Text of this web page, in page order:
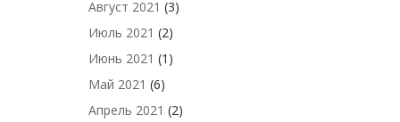
Август 2021 (3)
Июль 2021 (2)
Июнь 2021 (1)
Май 2021 (6)
Апрель 2021 (2)